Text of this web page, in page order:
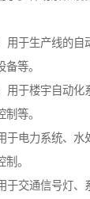
用于生产线的自
等。
用于楼宇自动化
等。
于电力系统、水
。
于交通信号灯、